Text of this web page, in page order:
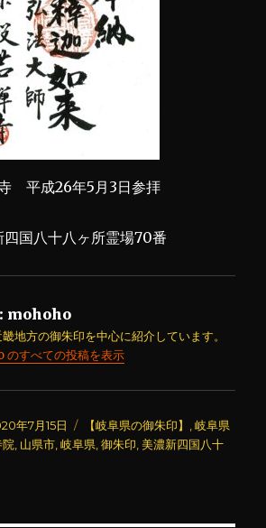
平成26年5月3日参拝
四国八十八ヶ所霊場70番
mohoho
地方の御朱印を中心に紹介しています。
のすべての投稿を表示
年7月15日
カ
テ
【岐阜県の御朱印】 ,岐阜県
院 山県市 ,岐阜県 ,御朱印 ,美濃新四国八十